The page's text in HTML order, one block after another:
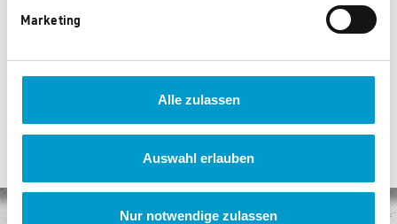
Marketing
Alle zulassen
Auswahl erlauben
Nur notwendige zulassen
8.555 Punkte